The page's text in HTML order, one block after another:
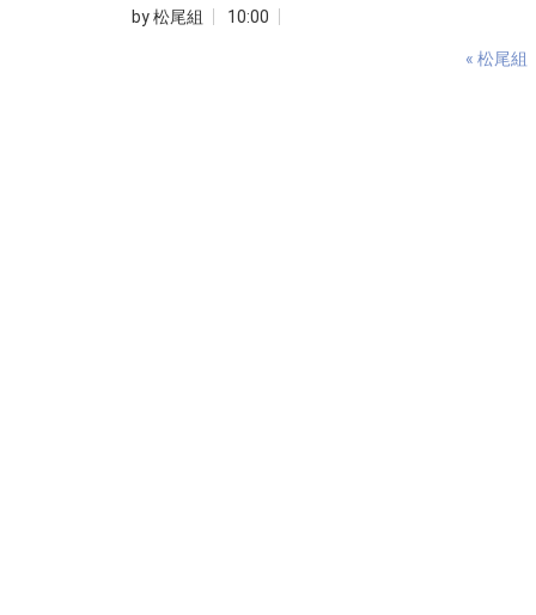
by松尾組 10:00
« 松尾